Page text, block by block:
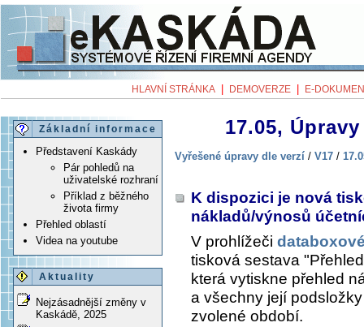
HLAVNÍ STRÁNKA DEMOVERZE E-
Základní informace
Představení Kaskády
Pár pohledů na
uživatelské rozhraní
Příklad z běžného
života firmy
Přehled oblastí
Videa na youtube
Aktuality
Nejzásadnější změny v
Kaskádě, 2025
17.05,
Vyřešené úpravy dle verzí / V17 /
K dispozici je nová
nákladů/výnosů
V prohlížeči
tisková sestava
která vytiskne přehled
a všechny její
zvolené období.